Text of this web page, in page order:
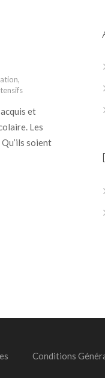
,
et
Les
soient
Conditions